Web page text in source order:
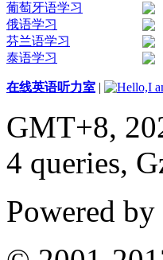
葡萄牙语学习
俄语学习
芬兰语学习
泰语学习
在线英语听力室
GMT+8,
4 queries,
Powered by